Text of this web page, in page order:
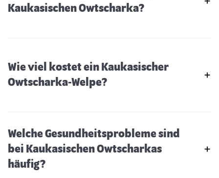
Kaukasischen Owtscharka?
Wie viel kostet ein Kaukasischer
Owtscharka-Welpe?
Welche Gesundheitsprobleme sind
bei Kaukasischen Owtscharkas
häufig?
Hollandse Herdershond